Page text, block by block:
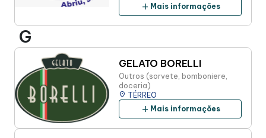
add Mais informações
G
GELATO BORELLI
Outros (sorvete, bomboniere,
doceria)
place TÉRREO
add Mais informações